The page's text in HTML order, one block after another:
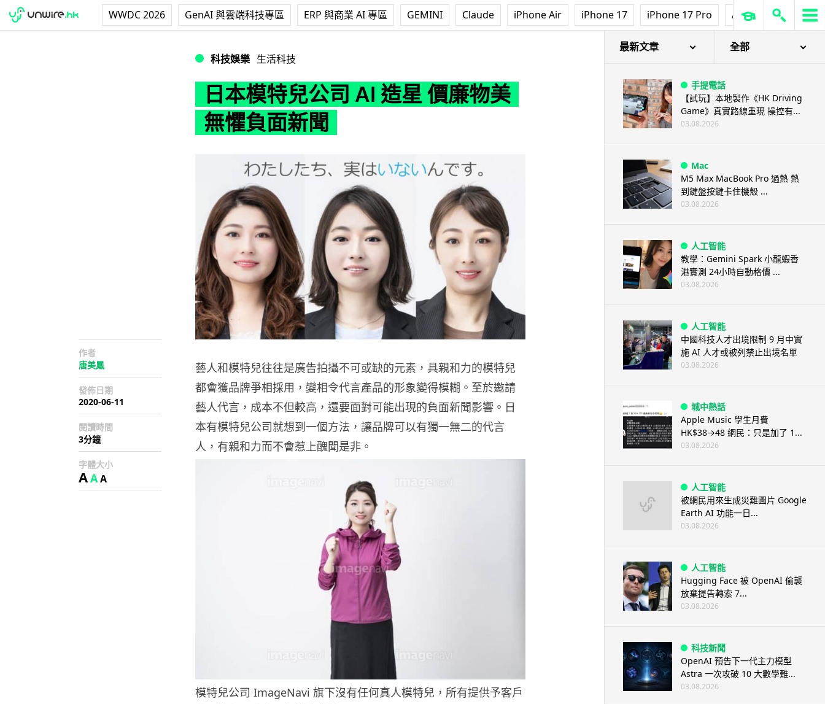
WWDC 2026 GenAI 與雲端科技專區 ERP 與商業 AI 專區 GEMINI Claude iPhone Air iPhone 17 iPhone 17 Pro AirPods Pro 3
科技娛樂 生活科技
日本模特兒公司 AI 造星 價廉物美
無懼負面新聞
作者
唐美鳳
發佈日期
2020-06-11
閱讀時間
3分鐘
字體大小
AAA
藝人和模特兒往往是廣告拍攝不可或缺的元素，具親和力的模特兒
都會獲品牌爭相採用，變相令代言產品的形象變得模糊。至於邀請
藝人代言，成本不但較高，還要面對可能出現的負面新聞影響。日
本有模特兒公司就想到一個方法，讓品牌可以有獨一無二的代言
人，有親和力而不會惹上醜聞是非。
模特兒公司 ImageNavi 旗下沒有任何真人模特兒，所有提供予客戶
最新文章 全部
手提電話
【試玩】本地製作《HK Driving
Game》真實路線重現 操控有...
03.08.2026
Mac
M5 Max MacBook Pro 過熱 熱
到鍵盤按鍵卡住機殼 ...
03.08.2026
人工智能
教學：Gemini Spark 小龍蝦香
港實測 24小時自動格價 ...
03.08.2026
人工智能
中國科技人才出境限制 9 月中實
施 AI 人才或被列禁止出境名單
03.08.2026
城中熱話
Apple Music 學生月費
HK$38→48 網民：只是加了 1...
03.08.2026
人工智能
被網民用來生成災難圖片 Google
Earth AI 功能一日...
03.08.2026
人工智能
Hugging Face 被 OpenAI 偷襲
放棄提告轉索 7...
03.08.2026
科技新聞
OpenAI 預告下一代主力模型
Astra 一次攻破 10 大數學難...
03.08.2026